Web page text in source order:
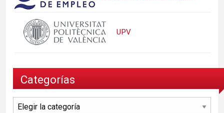
UPV
Categorías
Categorías